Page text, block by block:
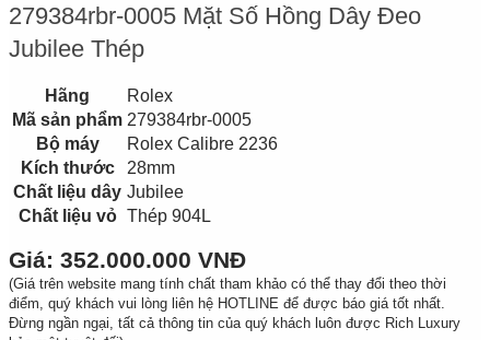
279384rbr-0005 Mặt Số Hồng Dây Đeo
Jubilee Thép
Hãng
Rolex
Mã sản phẩm 279384rbr-0005
Bộ máy
Rolex Calibre 2236
Kích thước
28mm
Chất liệu dây Jubilee
Chất liệu vỏ Thép 904L
Giá: 352.000.000 VNĐ
(Giá trên website mang tính chất tham khảo có thể thay đổi theo thời
điểm, quý khách vui lòng liên hệ HOTLINE để được báo giá tốt nhất.
Đừng ngần ngại, tất cả thông tin của quý khách luôn được Rich Luxury